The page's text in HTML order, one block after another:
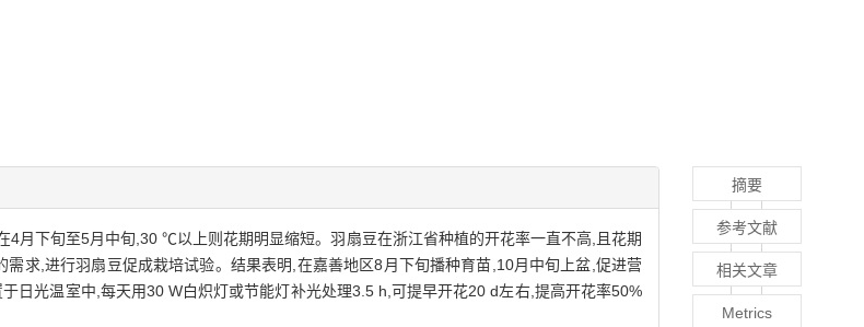
月下旬至5月中旬,30 ℃以上则花期明显缩短。羽扇豆在浙江省种植的开花率一直不高,且花期
求,进行羽扇豆促成栽培试验。结果表明,在嘉善地区8月下旬播种育苗,10月中旬上盆,促进营
日光温室中,每天用30 W白炽灯或节能灯补光处理3.5 h,可提早开花20 d左右,提高开花率50%
摘要
参考文献
相关文章
Metrics